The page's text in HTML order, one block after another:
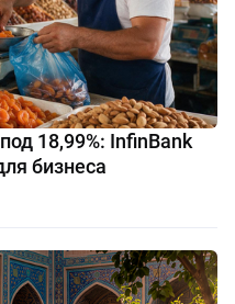
18,99%: InfinBank
бизнеса